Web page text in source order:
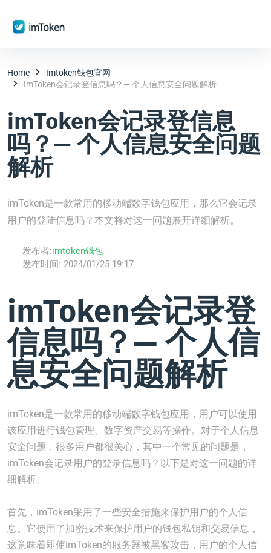
Home
Imtoken钱包官网
ImToken会记录登信息吗？— 个人信息安全问题解析
imToken会记录登信息
吗？— 个人信息安全问题
解析
imToken是一款常用的移动端数字钱包应用，那么它会记录
用户的登陆信息吗？本文将对这一问题展开详细解析。
发布者:imtoken钱包
发布时间: 2024/01/25 19:17
imToken会记录登
信息吗？— 个人信
息安全问题解析
imToken是一款常用的移动端数字钱包应用，用户可以使用
该应用进行钱包管理、数字资产交易等操作。对于个人信息
安全问题，很多用户都很关心，其中一个常见的问题是，
imToken会记录用户的登录信息吗？以下是对这一问题的详
细解析。
首先，imToken采用了一些安全措施来保护用户的个人信
息。它使用了加密技术来保护用户的钱包私钥和交易信息，
这意味着即使imToken的服务器被黑客攻击，用户的个人信